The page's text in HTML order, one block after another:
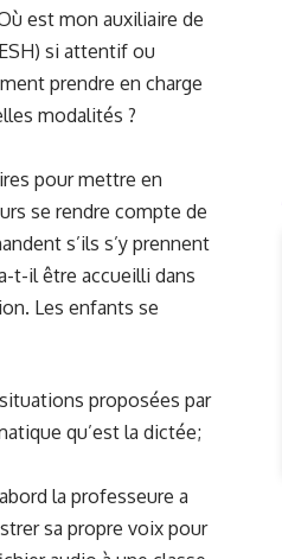
est mon auxiliaire de
si attentif ou
prendre en charge
modalités ?
pour mettre en
se rendre compte de
s’ils s’y prennent
t-il être accueilli dans
Les enfants se
proposées par
qu’est la dictée;
la professeure a
sa propre voix pour